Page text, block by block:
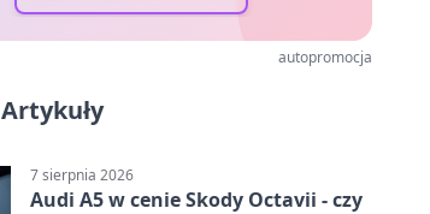
autopromocja
7 sierpnia 2026
Audi A5 w cenie Skody Octavii - czy